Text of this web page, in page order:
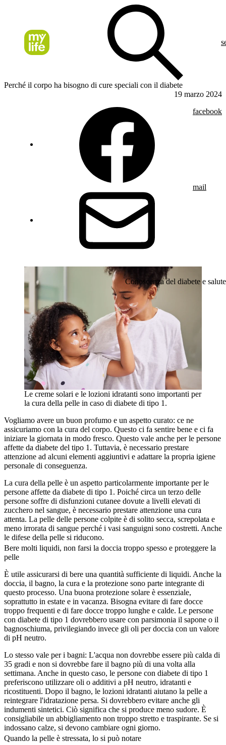
Perché il corpo ha bisogno di cure speciali con il diabete
19 marzo 2024
facebook
mail
Conoscenza del diabete e salute
Le creme solari e le lozioni idratanti sono importanti per
la cura della pelle in caso di diabete di tipo 1.
Vogliamo avere un buon profumo e un aspetto curato: ce ne
assicuriamo con la cura del corpo. Questo ci fa sentire bene e ci fa
iniziare la giornata in modo fresco. Questo vale anche per le persone
affette da diabete del tipo 1. Tuttavia, è necessario prestare
attenzione ad alcuni elementi aggiuntivi e adattare la propria igiene
personale di conseguenza.
La cura della pelle è un aspetto particolarmente importante per le
persone affette da diabete di tipo 1. Poiché circa un terzo delle
persone soffre di disfunzioni cutanee dovute a livelli elevati di
zucchero nel sangue, è necessario prestare attenzione una cura
attenta. La pelle delle persone colpite è di solito secca, screpolata e
meno irrorata di sangue perché i vasi sanguigni sono costretti. Anche
le difese della pelle si riducono.
Bere molti liquidi, non farsi la doccia troppo spesso e proteggere la
pelle
È utile assicurarsi di bere una quantità sufficiente di liquidi. Anche la
doccia, il bagno, la cura e la protezione sono parte integrante di
questo processo. Una buona protezione solare è essenziale,
soprattutto in estate e in vacanza. Bisogna evitare di fare docce
troppo frequenti e di fare docce troppo lunghe e calde. Le persone
con diabete di tipo 1 dovrebbero usare con parsimonia il sapone o il
bagnoschiuma, privilegiando invece gli oli per doccia con un valore
di pH neutro.
Lo stesso vale per i bagni: L'acqua non dovrebbe essere più calda di
35 gradi e non si dovrebbe fare il bagno più di una volta alla
settimana. Anche in questo caso, le persone con diabete di tipo 1
preferiscono utilizzare oli o additivi a pH neutro, idratanti e
ricostituenti. Dopo il bagno, le lozioni idratanti aiutano la pelle a
reintegrare l'idratazione persa. Si dovrebbero evitare anche gli
indumenti sintetici. Ciò significa che si produce meno sudore. È
consigliabile un abbigliamento non troppo stretto e traspirante. Se si
indossano calze, si devono cambiare ogni giorno.
Quando la pelle è stressata, lo si può notare